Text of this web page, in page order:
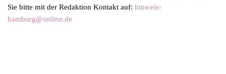
Sie bitte mit der Redaktion Kontakt auf: hinweis-
hamburg@online.de